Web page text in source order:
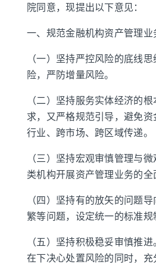
院同意，现提出以下意见：
一、规范金融机构资产管理业
（一）坚持严控风险的底线
险，严防增量风险。
（二）坚持服务实体经济的
求，又严格规范引导，避免
行业、跨市场、跨区域传递。
（三）坚持宏观审慎管理与
类机构开展资产管理业务的
（四）坚持有的放矢的问题
繁等问题，设定统一的标准规
（五）坚持积极稳妥审慎推
在下决心处置风险的同时，